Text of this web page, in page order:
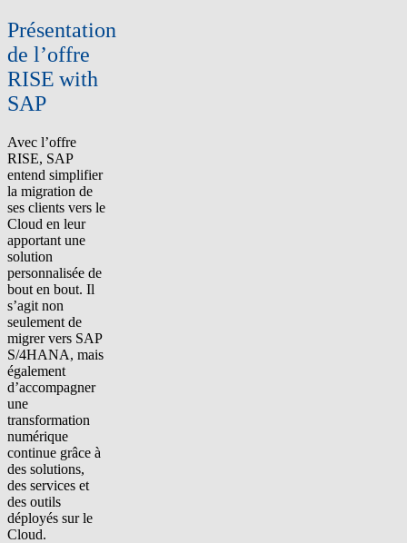
Présentation
de l’offre
RISE with
SAP
Avec l’offre
RISE, SAP
entend simplifier
la migration de
ses clients vers le
Cloud en leur
apportant une
solution
personnalisée de
bout en bout. Il
s’agit non
seulement de
migrer vers SAP
S/4HANA, mais
également
d’accompagner
une
transformation
numérique
continue grâce à
des solutions,
des services et
des outils
déployés sur le
Cloud.